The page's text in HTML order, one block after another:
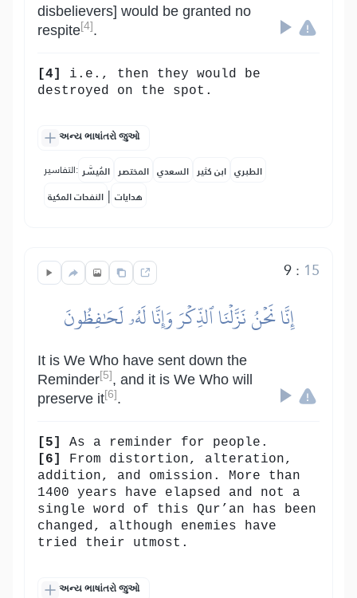
disbelievers] would be granted no
respite[4] .
[4]
i.e., then they would be
destroyed on the spot.
અન્ય ભાષાંતરો જુઓ
التفاسير: المُيسَّر المختصر السعدي ابن كثير الطبري
النفحات المكية | هدايات
9: 15
إِنَّا نَحۡنُ نَزَّلۡنَا ٱلذِّكۡرَ وَإِنَّا لَهُۥ لَحَٰفِظُونَ
It is We Who have sent down the
Reminder[5] , and it is We Who will
preserve it[6] .
[5]
As a reminder for people.
[6]
From distortion, alteration,
addition, and omission. More than
1400 years have elapsed and not a
single word of this Qur’an has been
changed, although enemies have
tried their utmost.
અન્ય ભાષાંતરો જુઓ